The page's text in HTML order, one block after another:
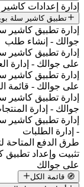
إدارة إعدادات
تطبيق كاشير سلة
إدارة تطبيق كاشير
جوالك - إنشاء طلب
إدارة تطبيق كاشير
على جوالك - إدارة
إدارة تطبيق كاشير
على جوالك - قائمة
إدارة تطبيق كاشير
جوالك - إدارة
إدارة تطبيق كاشير
- إدارة الطلبات
طرق الدفع المتاحة
تثبيت وإعداد
على جوالك
🧭 قائمة الكل